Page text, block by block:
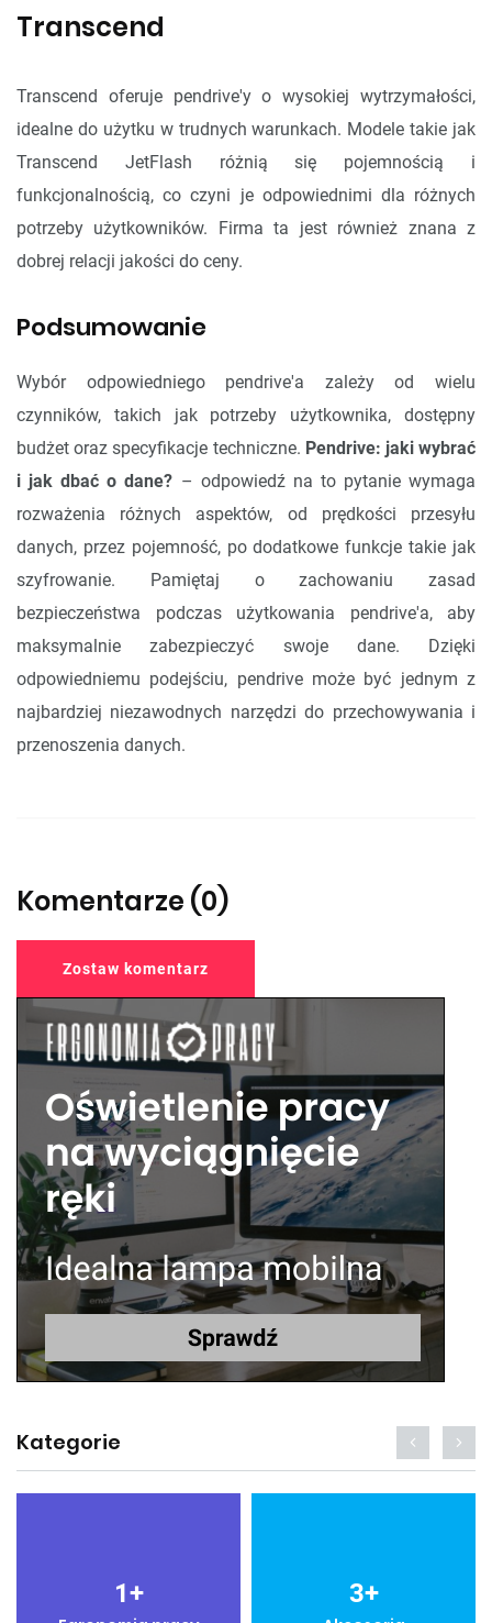
Transcend
Transcend oferuje pendrive'y o wysokiej wytrzymałości,
idealne do użytku w trudnych warunkach. Modele takie jak
Transcend JetFlash różnią się pojemnością i
funkcjonalnością, co czyni je odpowiednimi dla różnych
potrzeby użytkowników. Firma ta jest również znana z
dobrej relacji jakości do ceny.
Podsumowanie
Wybór odpowiedniego pendrive'a zależy od wielu
czynników, takich jak potrzeby użytkownika, dostępny
budżet oraz specyfikacje techniczne. Pendrive: jaki wybrać
i jak dbać o dane? – odpowiedź na to pytanie wymaga
rozważenia różnych aspektów, od prędkości przesyłu
danych, przez pojemność, po dodatkowe funkcje takie jak
szyfrowanie. Pamiętaj o zachowaniu zasad
bezpieczeństwa podczas użytkowania pendrive'a, aby
maksymalnie zabezpieczyć swoje dane. Dzięki
odpowiedniemu podejściu, pendrive może być jednym z
najbardziej niezawodnych narzędzi do przechowywania i
przenoszenia danych.
Komentarze (0)
Zostaw komentarz
Kategorie
1+ 3+